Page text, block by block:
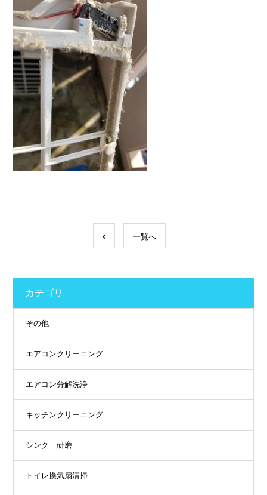
一覧へ
カテゴリ
その他
エアコンクリーニング
エアコン分解洗浄
キッチンクリーニング
シンク 研磨
トイレ換気扇清掃